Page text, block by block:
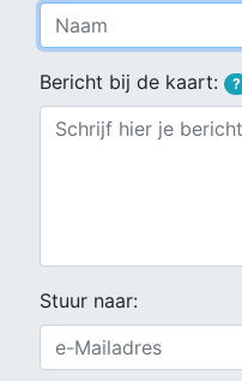
Bericht bij de kaart: ?
Stuur naar: